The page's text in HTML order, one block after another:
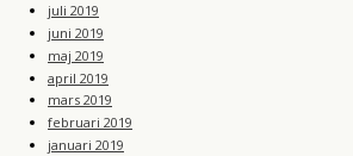
juli 2019
juni 2019
maj 2019
april 2019
mars 2019
februari 2019
januari 2019